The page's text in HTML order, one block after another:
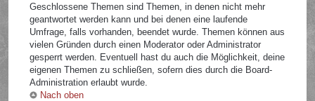
Geschlossene Themen sind Themen, in denen nicht mehr
geantwortet werden kann und bei denen eine laufende
Umfrage, falls vorhanden, beendet wurde. Themen können aus
vielen Gründen durch einen Moderator oder Administrator
gesperrt werden. Eventuell hast du auch die Möglichkeit, deine
eigenen Themen zu schließen, sofern dies durch die Board-
Administration erlaubt wurde.
Nach oben